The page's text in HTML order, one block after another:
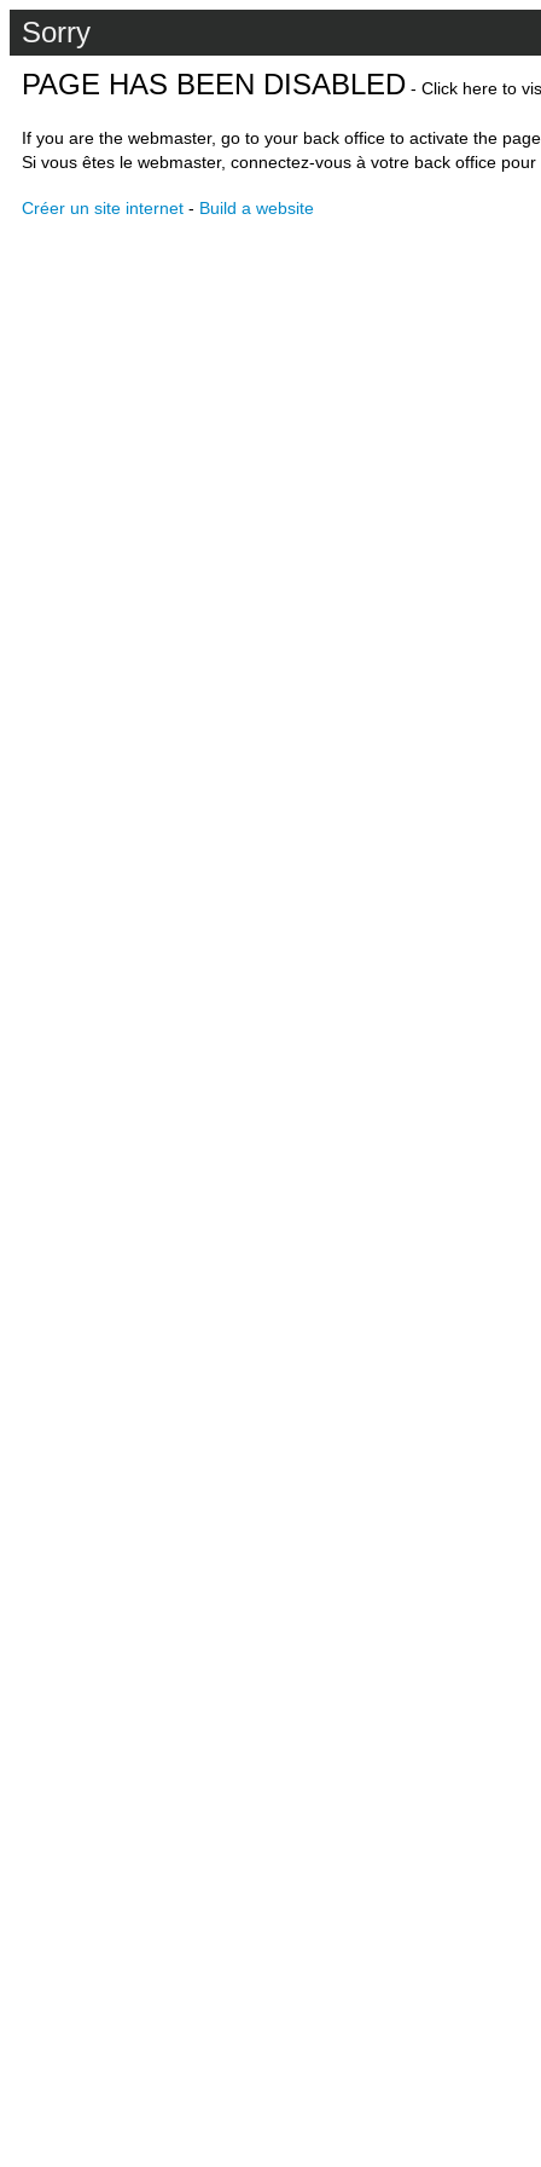
Sorry
PAGE HAS BEEN DISABLED - Click here to
If you are the webmaster, go to your back office to activate the
Si vous êtes le webmaster, connectez-vous à votre back office
Créer un site internet - Build a website